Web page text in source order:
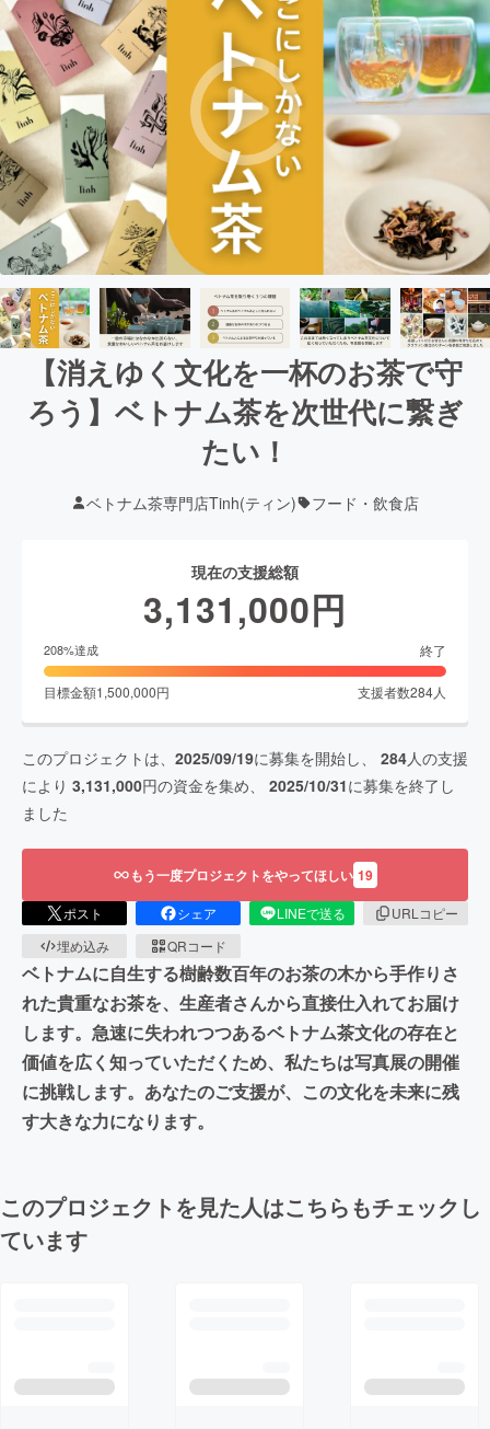
【消えゆく文化を一杯のお茶で守
ろう】ベトナム茶を次世代に繋ぎ
たい！
ベトナム茶専門店Tinh(ティン) フード・飲食店
現在の支援総額
3,131,000円
208%達成 終了
目標金額1,500,000円 支援者数284人
このプロジェクトは、 2025/09/19に募集を開始し、 284人の支援
により 3,131,000円の資金を集め、 2025/10/31に募集を終了し
ました
もう一度プロジェクトをやってほしい 19
ポスト シェア LINEで送る
URLコピー
埋め込み
QRコード
ベトナムに自生する樹齢数百年のお茶の木から手作りさ
れた貴重なお茶を、生産者さんから直接仕入れてお届け
します。急速に失われつつあるベトナム茶文化の存在と
価値を広く知っていただくため、私たちは写真展の開催
に挑戦します。あなたのご支援が、この文化を未来に残
す大きな力になります。
このプロジェクトを見た人はこちらもチェックし
ています